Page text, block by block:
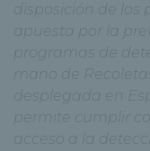
disposición de
apuesta por la
programas de
mano de
desplegada en
permite cumplir
acceso a la